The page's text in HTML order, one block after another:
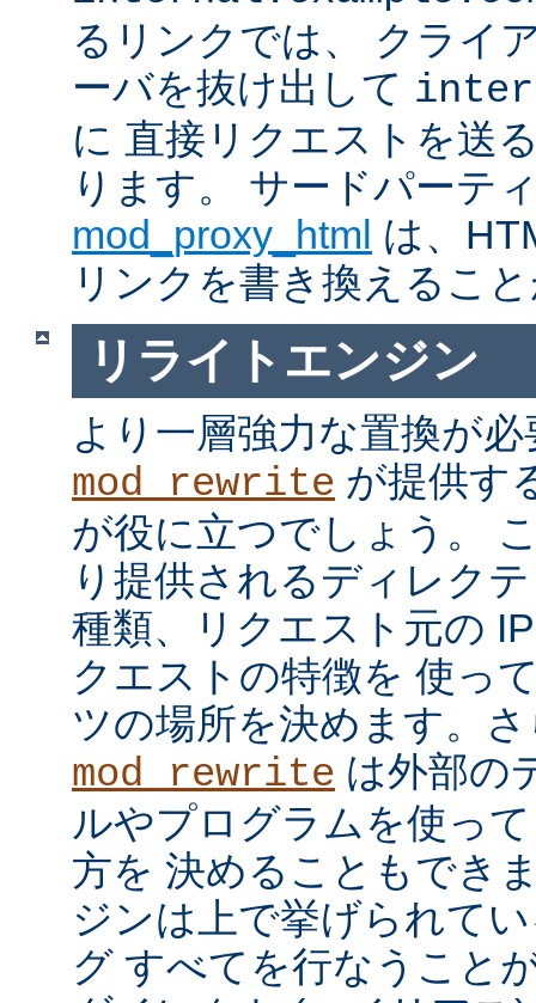
るリンクでは、 クライ
ーバを抜け出して
に 直接リクエストを送
ります。 サードパーテ
mod_proxy_html は、
リンクを書き換えるこ
リライトエンジン
より一層強力な置換が
mod_rewrite が提供す
が役に立つでしょう。
り提供されるディレク
種類、リクエスト元の
クエストの特徴を 使っ
ツの場所を決めます。
mod_rewrite は外部の
ルやプログラムを使っ
方を 決めることもでき
ジンは上で挙げられて
グ すべてを行なうこと